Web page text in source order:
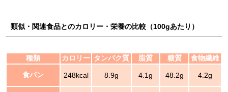
類似・関連食品とのカロリー・栄養の比較（100gあたり）
種類 カロリー タンパク質 脂質 糖質 食物繊維
食パン 248kcal 8.9g 4.1g 48.2g 4.2g